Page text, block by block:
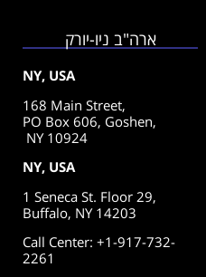
ארה"ב ניו-יורק
NY, USA
168 Main Street,
PO Box 606, Goshen,
NY 10924
NY, USA
1 Seneca St. Floor 29,
Buffalo, NY 14203
Call Center: +1-917-732-
2261